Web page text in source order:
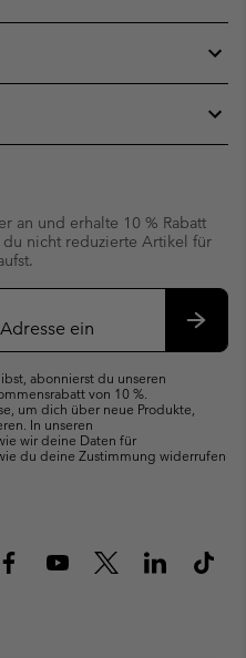
an und erhalte 10 % Rabatt
nicht reduzierte Artikel für
abonnierst du unseren
von 10 %.
um dich über neue Produkte,
In unseren
wir deine Daten für
du deine Zustimmung widerrufen